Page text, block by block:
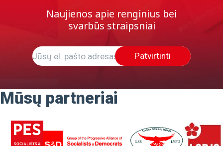
Naujienos apie renginius bei
svarbūs straipsniai
Patvirtinti
Mūsų partneriai